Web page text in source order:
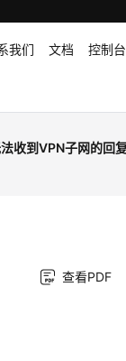
我们 文档 控制台
收到VPN子网的回
查看PDF